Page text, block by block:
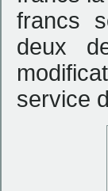
francs
deux
service